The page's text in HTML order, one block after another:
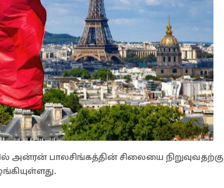
அன்ரன் பாலசிங்கத்தின் சிலையை நிறுவுவதற்கு